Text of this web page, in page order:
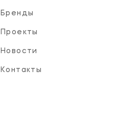
Бренды
Проекты
Новости
Контакты